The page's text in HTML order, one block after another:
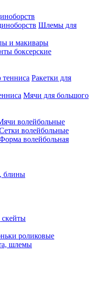
Шлемы для
и макивары
боксерские
Ракетки для
Мячи для большого
волейбольные
волейбольные
волейбольная
блины
скейты
роликовые
шлемы